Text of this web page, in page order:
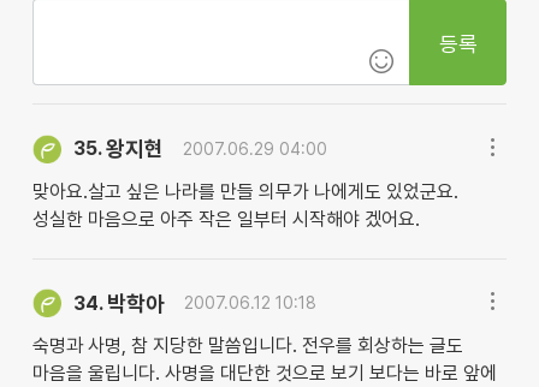
등록
35.왕지현 2007.06.29 04:00
맞아요.살고 싶은 나라를 만들 의무가 나에게도 있었군요.
성실한 마음으로 아주 작은 일부터 시작해야 겠어요.
34. 박학아 2007.06.12 10:18
숙명과 사명, 참 지당한 말씀입니다. 전우를 회상하는 글도
마음을 울립니다. 사명을 대단한 것으로 보기 보다는 바로 앞에